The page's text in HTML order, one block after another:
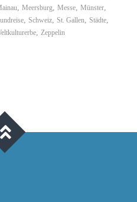
Meersburg Messe, Münster,
, Schweiz, St. Gallen Städte,
, Zeppelin